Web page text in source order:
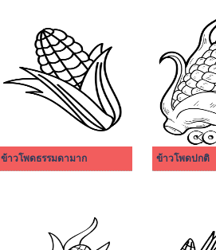
ข้าวโพดธรรมดามาก ข้าวโพดปกติ